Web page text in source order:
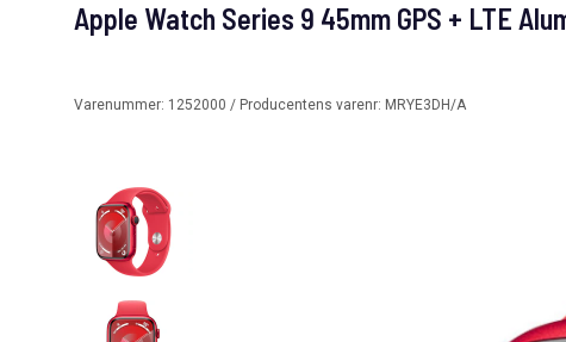
Apple Watch Series 9 45mm GPS + LTE
Varenummer: 1252000 / Producentens varenr: MRYE3DH/A